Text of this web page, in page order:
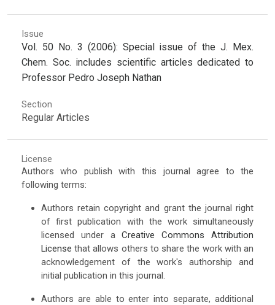
Issue
Vol. 50 No. 3 (2006): Special issue of the J. Mex.
Chem. Soc. includes scientific articles dedicated to
Professor Pedro Joseph Nathan
Section
Regular Articles
License
Authors who publish with this journal agree to the
following terms:
Authors retain copyright and grant the journal right
of first publication with the work simultaneously
licensed under aCreative Commons Attribution
License that allows others to share the work with an
acknowledgement of the work's authorship and
initial publication in this journal.
Authors are able to enter into separate, additional